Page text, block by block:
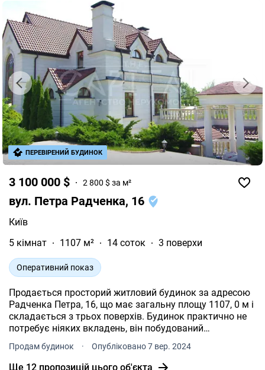
котлом, генератор бензиновий 5 кВт, генератор для
живлення циркуляційних насосів потужністю 1 кВт,
вбудована кухня, електричний котел 15 кВт. Ділянка
15 соток з садовими деревами, ялинами, ялівцями,
туями. Багато ягідних кущів. Є можливість побудови
додаткових забудов. Окремо 2-поверховий гараж,
навіс, дровник, альтанка. Свердловина, Каналізація
септик. Підігрів підлоги, автоматичні ворота, балкон,
ванна, душова кабіна, огорожа, альтанка, мангал,
камін, сигналізація, Підсобні приміщення, гараж,
утеплення. АН КВАРТАЛИ надає: - Повну перевірку всіх
документів на об'єкт нерухомості. - Домовляється з
власником про перегляд за погодженням у будь-який
зручний для Вас час - Професійну консультацію - підбір
договору. Телефонуйте, чудова оселя чекає на вас.
3 100 000 $ 2 800 $ за м²
вул. Петра Радченка, 16
Київ
5 кімнат
1107 м² 14 соток 3 поверхи
Оперативний показ
Продається просторий житловий будинок за адресою
Радченка Петра, 16, що має загальну площу 1107, 0 м і
складається з трьох поверхів. Будинок практично не
потребує ніяких вкладень, він побудований
максимально якісно та з увагою до деталей за дизайн
проектом Сюзанни Ланьо. Будинок містить п'ять
спалень, кожна з яких має власний санвузол. Також є
Продам будинок · Опубліковано 7 вер. 2024
Ще 12 пропозицій цього об'єкта
ПЕРЕВІРЕНИЙ БУДИНОК